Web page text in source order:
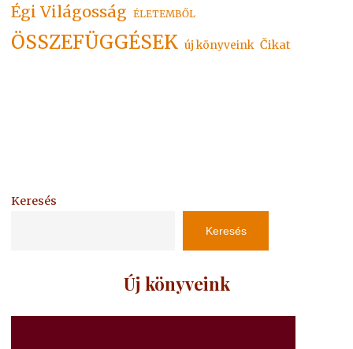
Égi Világosság ÉLETEMBŐL
ÖSSZEFÜGGÉSEK új könyveink Čikat
Keresés
Keresés
Új könyveink